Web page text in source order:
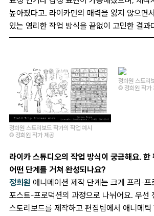
높아졌다고. 라이카만의 매력을 잃지 않으면
있는 영리한 작업 방식을 끝없이 고민한 결과
정희원 스토리보드 작가의 작업 예시
© 정희원 작가 제공
정희원 스토리
© 정희원 작가
라이카 스튜디오의 작업 방식이 궁금해요. 한
어떤 단계를 거쳐 완성되나요?
정희원 애니메이션 제작 단계는 크게 프리-프
포스트-프로덕션의 과정으로 나뉘어요. 우선
스토리보드를 제작하고 편집팀에서 애니메틱